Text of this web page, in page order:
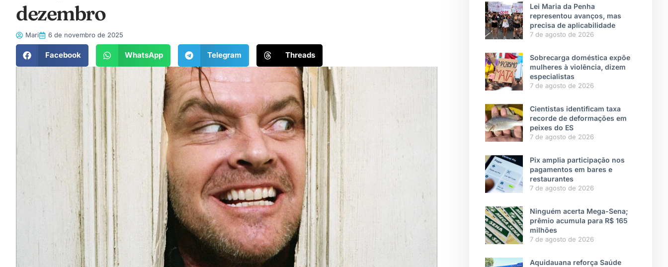
dezembro
Mari 6 de novembro de 2025
Facebook WhatsApp Telegram Threads
Lei Maria da Penha
representou avanços, mas
precisa de aplicabilidade
7 de agosto de 2026
Sobrecarga doméstica expõe
mulheres à violência, dizem
especialistas
7 de agosto de 2026
Cientistas identificam taxa
recorde de deformações em
peixes do ES
7 de agosto de 2026
Pix amplia participação nos
pagamentos em bares e
restaurantes
7 de agosto de 2026
Ninguém acerta Mega-Sena;
prêmio acumula para R$ 165
milhões
7 de agosto de 2026
Aquidauana reforça Saúde